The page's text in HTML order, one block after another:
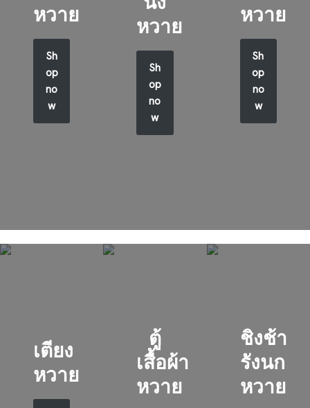
หวาย
Sh
op
no
w
หวาย
Sh
op
no
w
หวาย
Sh
op
no
w
เตียง
หวาย
ตู้
เสื้อผ้า
หวาย
ชิงช้า
รังนก
หวาย